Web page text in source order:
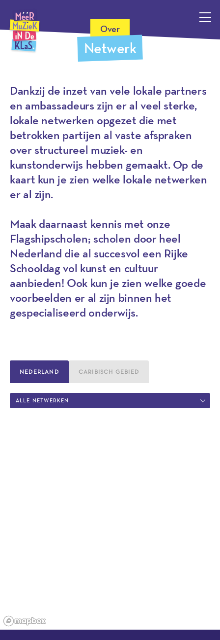
Méér Muziek in de Klas, terug naar de homepagina
Over
Netwerk
Dankzij de inzet van vele lokale partners
en ambassadeurs zijn er al veel sterke,
lokale netwerken opgezet die met
betrokken partijen al vaste afspraken
over structureel muziek- en
kunstonderwijs hebben gemaakt. Op de
kaart kun je zien welke lokale netwerken
er al zijn.
Maak daarnaast kennis met onze
Flagshipscholen; scholen door heel
Nederland die al succesvol een Rijke
Schooldag vol kunst en cultuur
aanbieden! Ook kun je zien welke goede
voorbeelden er al zijn binnen het
gespecialiseerd onderwijs.
NEDERLAND CARIBISCH GEBIED